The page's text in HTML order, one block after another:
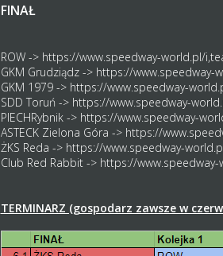
FINAŁ
ROW -> https://www.speedway-world.pl/
GKM Grudziądz -> https://www.speedway-
GKM 1979 -> https://www.speedway-
SDD Toruń -> https://www.speedway-
PIECHRybnik -> https://www.speedway-
ASTECK Zielona Góra -> https://
ŻKS Reda -> https://www.speedway-
Club Red Rabbit -> https://
TERMINARZ (gospodarz zawsze w